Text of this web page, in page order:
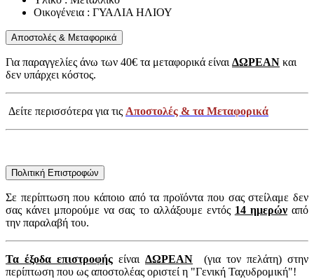
Οικογένεια : ΓΥΑΛΙΑ ΗΛΙΟΥ
Αποστολές & Μεταφορικά
Για παραγγελίες άνω των 40€ τα μεταφορικά είναιΔΩΡΕΑΝ και
δεν υπάρχει κόστος.
Δείτε περισσότερα για τις Αποστολές & τα Μεταφορικά
Πολιτική Επιστροφών
Σε περίπτωση που κάποιο από τα προϊόντα που σας στείλαμε δεν
σας κάνει μπορούμε να σας το αλλάξουμε εντός 14 ημερώναπό
την παραλαβή του.
Τα έξοδα επιστροφής είναι ΔΩΡΕΑΝ (για τον πελάτη) στην
περίπτωση που ως αποστολέας οριστεί η "Γενική Ταχυδρομική"!